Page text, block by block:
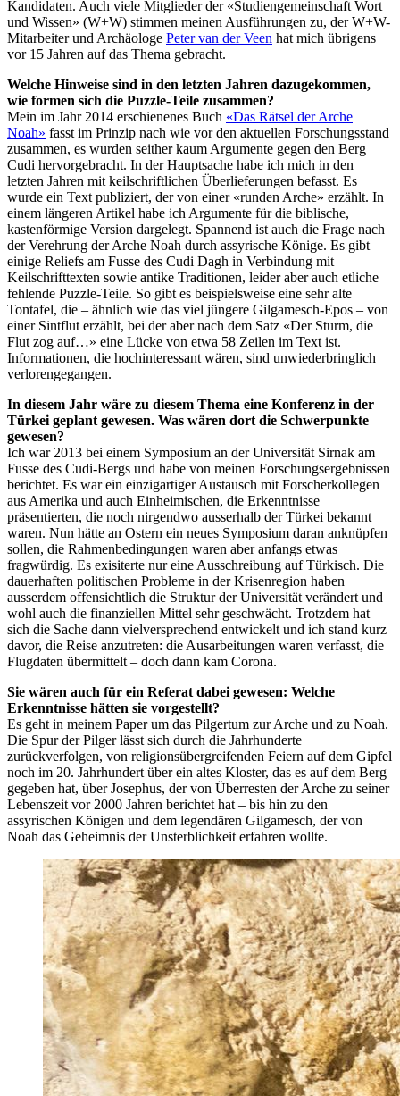
Kandidaten. Auch viele Mitglieder der «Studiengemeinschaft Wort
und Wissen» (W+W) stimmen meinen Ausführungen zu, der W+W-
Mitarbeiter und Archäologe Peter van der Veen hat mich übrigens
vor 15 Jahren auf das Thema gebracht.
Welche Hinweise sind in den letzten Jahren dazugekommen,
wie formen sich die Puzzle-Teile zusammen?
Mein im Jahr 2014 erschienenes Buch «Das Rätsel der Arche
Noah» fasst im Prinzip nach wie vor den aktuellen Forschungsstand
zusammen, es wurden seither kaum Argumente gegen den Berg
Cudi hervorgebracht. In der Hauptsache habe ich mich in den
letzten Jahren mit keilschriftlichen Überlieferungen befasst. Es
wurde ein Text publiziert, der von einer «runden Arche» erzählt. In
einem längeren Artikel habe ich Argumente für die biblische,
kastenförmige Version dargelegt. Spannend ist auch die Frage nach
der Verehrung der Arche Noah durch assyrische Könige. Es gibt
einige Reliefs am Fusse des Cudi Dagh in Verbindung mit
Keilschrifttexten sowie antike Traditionen, leider aber auch etliche
fehlende Puzzle-Teile. So gibt es beispielsweise eine sehr alte
Tontafel, die – ähnlich wie das viel jüngere Gilgamesch-Epos – von
einer Sintflut erzählt, bei der aber nach dem Satz «Der Sturm, die
Flut zog auf…» eine Lücke von etwa 58 Zeilen im Text ist.
Informationen, die hochinteressant wären, sind unwiederbringlich
verlorengegangen.
In diesem Jahr wäre zu diesem Thema eine Konferenz in der
Türkei geplant gewesen. Was wären dort die Schwerpunkte
gewesen?
Ich war 2013 bei einem Symposium an der Universität Sirnak am
Fusse des Cudi-Bergs und habe von meinen Forschungsergebnissen
berichtet. Es war ein einzigartiger Austausch mit Forscherkollegen
aus Amerika und auch Einheimischen, die Erkenntnisse
präsentierten, die noch nirgendwo ausserhalb der Türkei bekannt
waren. Nun hätte an Ostern ein neues Symposium daran anknüpfen
sollen, die Rahmenbedingungen waren aber anfangs etwas
fragwürdig. Es exisiterte nur eine Ausschreibung auf Türkisch. Die
dauerhaften politischen Probleme in der Krisenregion haben
ausserdem offensichtlich die Struktur der Universität verändert und
wohl auch die finanziellen Mittel sehr geschwächt. Trotzdem hat
sich die Sache dann vielversprechend entwickelt und ich stand kurz
davor, die Reise anzutreten: die Ausarbeitungen waren verfasst, die
Flugdaten übermittelt – doch dann kam Corona.
Sie wären auch für ein Referat dabei gewesen: Welche
Erkenntnisse hätten sie vorgestellt?
Es geht in meinem Paper um das Pilgertum zur Arche und zu Noah.
Die Spur der Pilger lässt sich durch die Jahrhunderte
zurückverfolgen, von religionsübergreifenden Feiern auf dem Gipfel
noch im 20. Jahrhundert über ein altes Kloster, das es auf dem Berg
gegeben hat, über Josephus, der von Überresten der Arche zu seiner
Lebenszeit vor 2000 Jahren berichtet hat – bis hin zu den
assyrischen Königen und dem legendären Gilgamesch, der von
Noah das Geheimnis der Unsterblichkeit erfahren wollte.